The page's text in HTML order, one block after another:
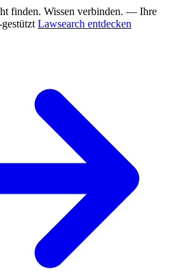
finden. Wissen verbinden. — Ihre
Lawsearch entdecken